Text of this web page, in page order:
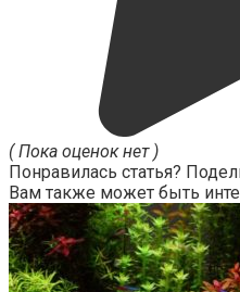
( Пока оценок нет )
Понравилась статья?
Вам также может быть